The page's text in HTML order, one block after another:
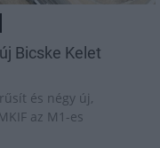
Bicske Kelet
és négy új,
az M1-es